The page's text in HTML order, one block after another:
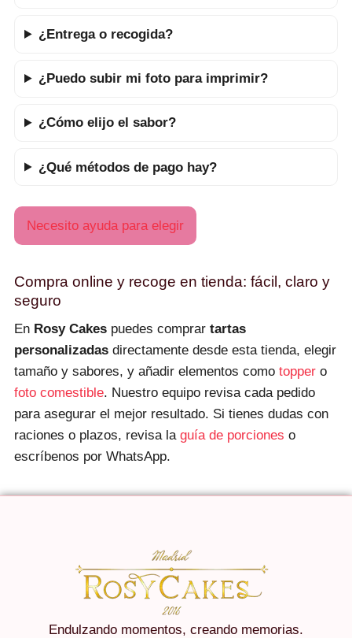
¿Entrega o recogida?
¿Puedo subir mi foto para imprimir?
¿Cómo elijo el sabor?
¿Qué métodos de pago hay?
Necesito ayuda para elegir
Compra online y recoge en tienda: fácil, claro y
seguro
En Rosy Cakes puedes comprar tartas
personalizadas directamente desde esta tienda, elegir
tamaño y sabores, y añadir elementos como topper o
foto comestible. Nuestro equipo revisa cada pedido
para asegurar el mejor resultado. Si tienes dudas con
raciones o plazos, revisa la guía de porciones o
escríbenos por WhatsApp.
Endulzando momentos, creando memorias.